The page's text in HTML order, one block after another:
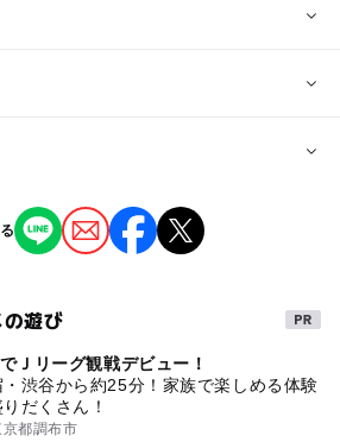
要なコンテンツがあります。
にてご確認下さい。
ものづくり・学び体験
遊び
リーグ観戦デビュー！
・渋谷から約25分！家族で楽しめる体験
だくさん！
京都調布市